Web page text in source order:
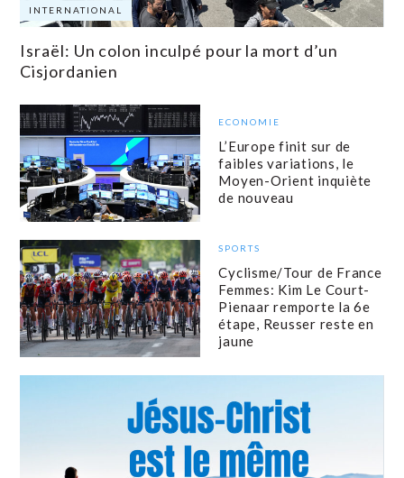
INTERNATIONAL
Israël: Un colon inculpé pour la mort d’un
Cisjordanien
ECONOMIE
L’Europe finit sur de
faibles variations, le
Moyen-Orient inquiète
de nouveau
SPORTS
Cyclisme/Tour de France
Femmes: Kim Le Court-
Pienaar remporte la 6e
étape, Reusser reste en
jaune